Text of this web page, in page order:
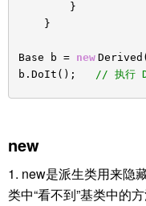
}
}
Base b = new
b.DoIt(); // 执行
new
1. new是派生类用来隐
类中“看不到”基类中的方